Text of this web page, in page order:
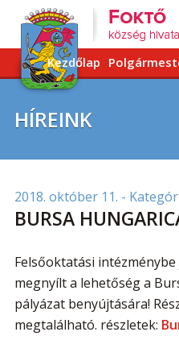
Kezdőlap
HÍREINK
2018. október 11. -
BURSA
Felsőoktatási
megnyílt a lehetőség a
pályázat benyújtására!
megtalálható. részletek: